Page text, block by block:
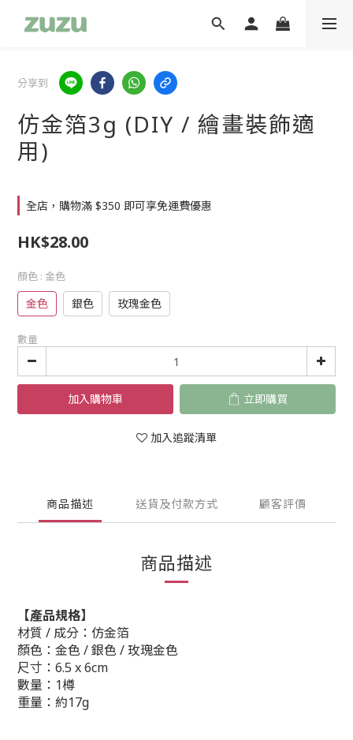
分享到
仿金箔3g (DIY / 繪畫裝飾適
用)
全店，購物滿 $350 即可享免運費優惠
HK$28.00
顏色 : 金色
金色 銀色 玫瑰金色
數量
加入購物車 立即購買
加入追蹤清單
商品描述 送貨及付款方式 顧客評價
商品描述
【產品規格】
材質 / 成分： 仿金箔
顏色： 金色 / 銀色 / 玫瑰金色
尺寸：6.5 x 6cm
數量：1樽
重量：約17g